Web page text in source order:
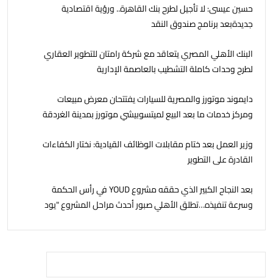
حسين عيسى: لا تأجيل لطرح بنك القاهرة.. ورؤية اقتصادية
جديدةبعد برنامج صندوق النقد
البنك الأهلي المصري يتعاقد مع شركة رامتان للتطوير العقاري
لطرح وحدات كاملة التشطيب بالعاصمة الإدارية
دايموند موتورز والمصرية للسيارات يفتتحان معرض مبيعات
ومركز خدمات ما بعد البيع لميتسوبيشي موتورز بمدينة الغردقة
وزير العمل بعد ختام مقابلات الوظائف القيادية: نختار الكفاءات
القادرة على التطوير
بعد النجاح الكبير الذي حققه مشروع YOUD في رأس الحكمة
وسرعة تنفيذه…تطلق الأهلي صبور أحدث مراحل المشروع "يود